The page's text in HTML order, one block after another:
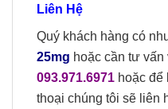
Liên Hệ
Quý khách hàng có
25mg hoặc cần tư
093.971.6971 hoặc để
thoại chúng tôi sẽ liên